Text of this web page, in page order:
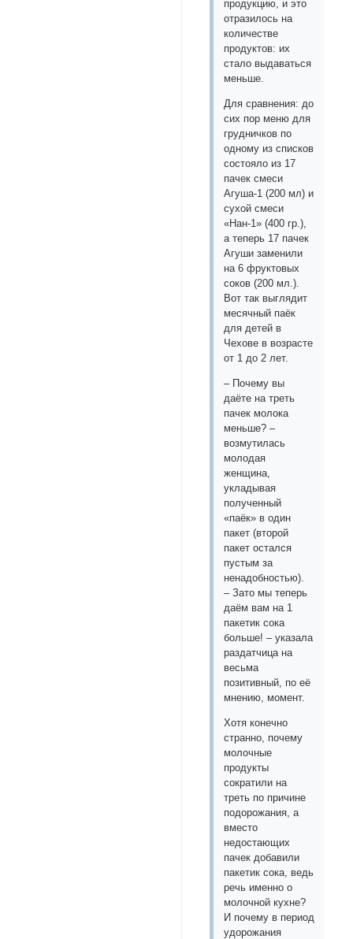
продукцию, и это
отразилось на
количестве
продуктов: их
стало выдаваться
меньше.
Для сравнения: до
сих пор меню для
грудничков по
одному из списков
состояло из 17
пачек смеси
Агуша-1 (200 мл) и
сухой смеси
«Нан-1» (400 гр.),
а теперь 17 пачек
Агуши заменили
на 6 фруктовых
соков (200 мл.).
Вот так выглядит
месячный паёк
для детей в
Чехове в возрасте
от 1 до 2 лет.
– Почему вы
даёте на треть
пачек молока
меньше? –
возмутилась
молодая
женщина,
укладывая
полученный
«паёк» в один
пакет (второй
пакет остался
пустым за
ненадобностью).
– Зато мы теперь
даём вам на 1
пакетик сока
больше! – указала
раздатчица на
весьма
позитивный, по её
мнению, момент.
Хотя конечно
странно, почему
молочные
продукты
сократили на
треть по причине
подорожания, а
вместо
недостающих
пачек добавили
пакетик сока, ведь
речь именно о
молочной кухне?
И почему в период
удорожания